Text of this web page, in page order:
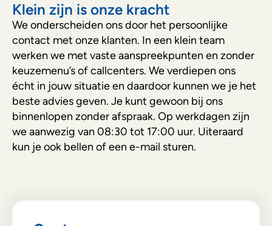
Klein zijn is onze kracht
We onderscheiden ons door het persoonlijke
contact met onze klanten. In een klein team
werken we met vaste aanspreekpunten en zonder
keuzemenu’s of callcenters. We verdiepen ons
écht in jouw situatie en daardoor kunnen we je het
beste advies geven. Je kunt gewoon bij ons
binnenlopen zonder afspraak. Op werkdagen zijn
we aanwezig van 08:30 tot 17:00 uur. Uiteraard
kun je ook bellen of een e-mail sturen.